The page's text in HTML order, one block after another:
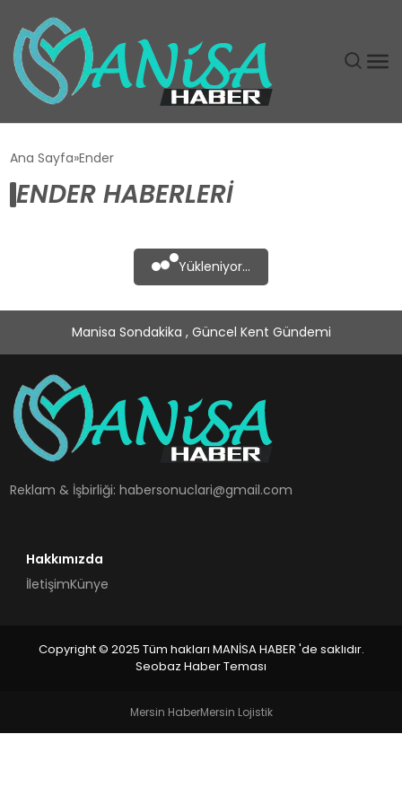
EĞITIM
MAGAZIN
SIYASET
SPOR
TEKNOLOJI
Ana Sayfa Ender
ENDER HABERLERI
Yükleniyor...
Manisa Sondakika , Güncel Kent Gündemi
Reklam & İşbirliği:habersonuclari@gmail.com
Hakkımızda
İletişimKünye
Copyright © 2025 Tüm hakları MANİSA HABER 'de saklıdır.
Seobaz Haber Teması
Mersin HaberMersin Lojistik